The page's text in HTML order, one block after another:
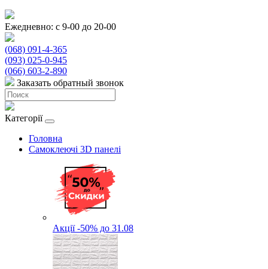
Ежедневно: с 9-00 до 20-00
(068) 091-4-365
(093) 025-0-945
(066) 603-2-890
Заказать обратный звонок
Категорії
Головна
Самоклеючі 3D панелі
Акції -50% до 31.08